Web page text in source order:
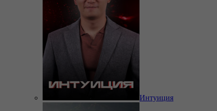
Интуиция